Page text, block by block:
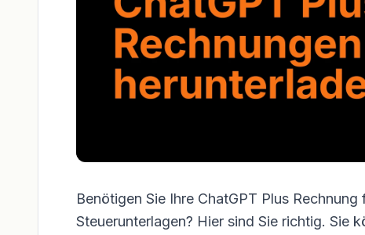
Benötigen Sie Ihre ChatGPT Plus
Steuerunterlagen? Hier sind Sie richtig. Sie